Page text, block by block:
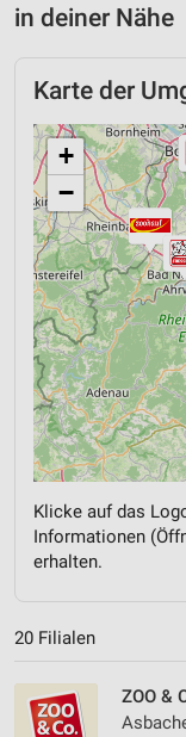
in deiner Nähe
Karte der
+
−
Klicke auf das
Informationen
erhalten.
20 Filialen
ZOO &